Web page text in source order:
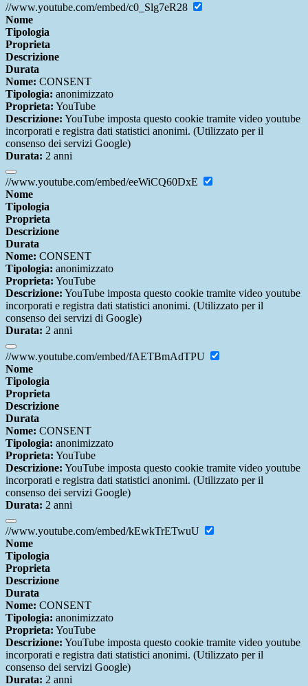
//www.youtube.com/embed/c0_Slg7eR28
Nome
Tipologia
Proprieta
Descrizione
Durata
Nome: CONSENT
Tipologia: anonimizzato
Proprieta: YouTube
Descrizione: YouTube imposta questo cookie tramite video youtube
incorporati e registra dati statistici anonimi. (Utilizzato per il
consenso dei servizi Google)
Durata: 2 anni
//www.youtube.com/embed/eeWiCQ60DxE
Nome
Tipologia
Proprieta
Descrizione
Durata
Nome: CONSENT
Tipologia: anonimizzato
Proprieta: YouTube
Descrizione: YouTube imposta questo cookie tramite video youtube
incorporati e registra dati statistici anonimi. (Utilizzato per il
consenso dei servizi di Google)
Durata: 2 anni
//www.youtube.com/embed/fAETBmAdTPU
Nome
Tipologia
Proprieta
Descrizione
Durata
Nome: CONSENT
Tipologia: anonimizzato
Proprieta: YouTube
Descrizione: YouTube imposta questo cookie tramite video youtube
incorporati e registra dati statistici anonimi. (Utilizzato per il
consenso dei servizi Google)
Durata: 2 anni
//www.youtube.com/embed/kEwkTrETwuU
Nome
Tipologia
Proprieta
Descrizione
Durata
Nome: CONSENT
Tipologia: anonimizzato
Proprieta: YouTube
Descrizione: YouTube imposta questo cookie tramite video youtube
incorporati e registra dati statistici anonimi. (Utilizzato per il
consenso dei servizi Google)
Durata: 2 anni